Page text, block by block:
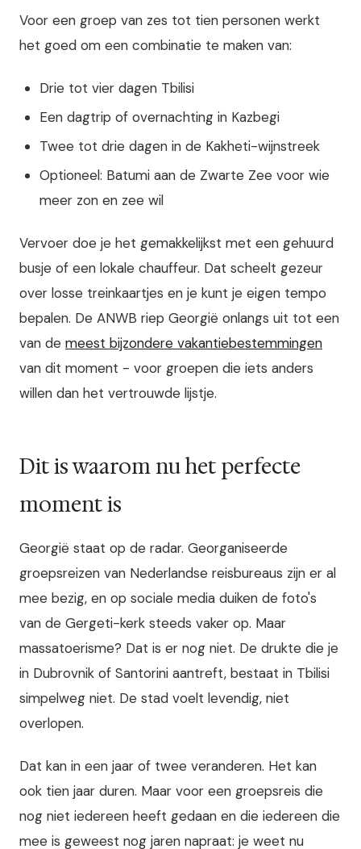
Voor een groep van zes tot tien personen werkt
het goed om een combinatie te maken van:
Drie tot vier dagen Tbilisi
Een dagtrip of overnachting in Kazbegi
Twee tot drie dagen in de Kakheti-wijnstreek
Optioneel: Batumi aan de Zwarte Zee voor wie
meer zon en zee wil
Vervoer doe je het gemakkelijkst met een gehuurd
busje of een lokale chauffeur. Dat scheelt gezeur
over losse treinkaartjes en je kunt je eigen tempo
bepalen. De ANWB riep Georgië onlangs uit tot een
van de meest bijzondere vakantiebestemmingen
van dit moment - voor groepen die iets anders
willen dan het vertrouwde lijstje.
Dit is waarom nu het perfecte
moment is
Georgië staat op de radar. Georganiseerde
groepsreizen van Nederlandse reisbureaus zijn er al
mee bezig, en op sociale media duiken de foto's
van de Gergeti-kerk steeds vaker op. Maar
massatoerisme? Dat is er nog niet. De drukte die je
in Dubrovnik of Santorini aantreft, bestaat in Tbilisi
simpelweg niet. De stad voelt levendig, niet
overlopen.
Dat kan in een jaar of twee veranderen. Het kan
ook tien jaar duren. Maar voor een groepsreis die
nog niet iedereen heeft gedaan en die iedereen die
mee is geweest nog jaren napraat: je weet nu